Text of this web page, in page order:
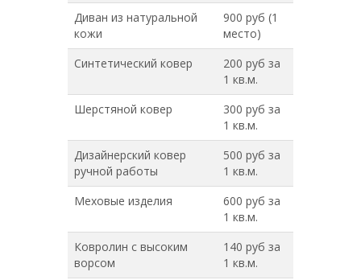
Диван из натуральной
кожи
900 руб (1
место)
Синтетический ковер
200 руб за
1 кв.м.
Шерстяной ковер
300 руб за
1 кв.м.
Дизайнерский ковер
ручной работы
500 руб за
1 кв.м.
Меховые изделия
600 руб за
1 кв.м.
Ковролин с высоким
ворсом
140 руб за
1 кв.м.